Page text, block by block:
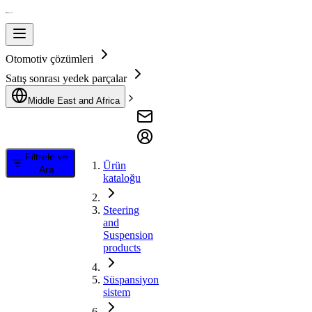
Otomotiv çözümleri
Satış sonrası yedek parçalar
Middle East and Africa
Filtrele ve
Ara
Ürün
kataloğu
Steering
and
Suspension
products
Süspansiyon
sistem